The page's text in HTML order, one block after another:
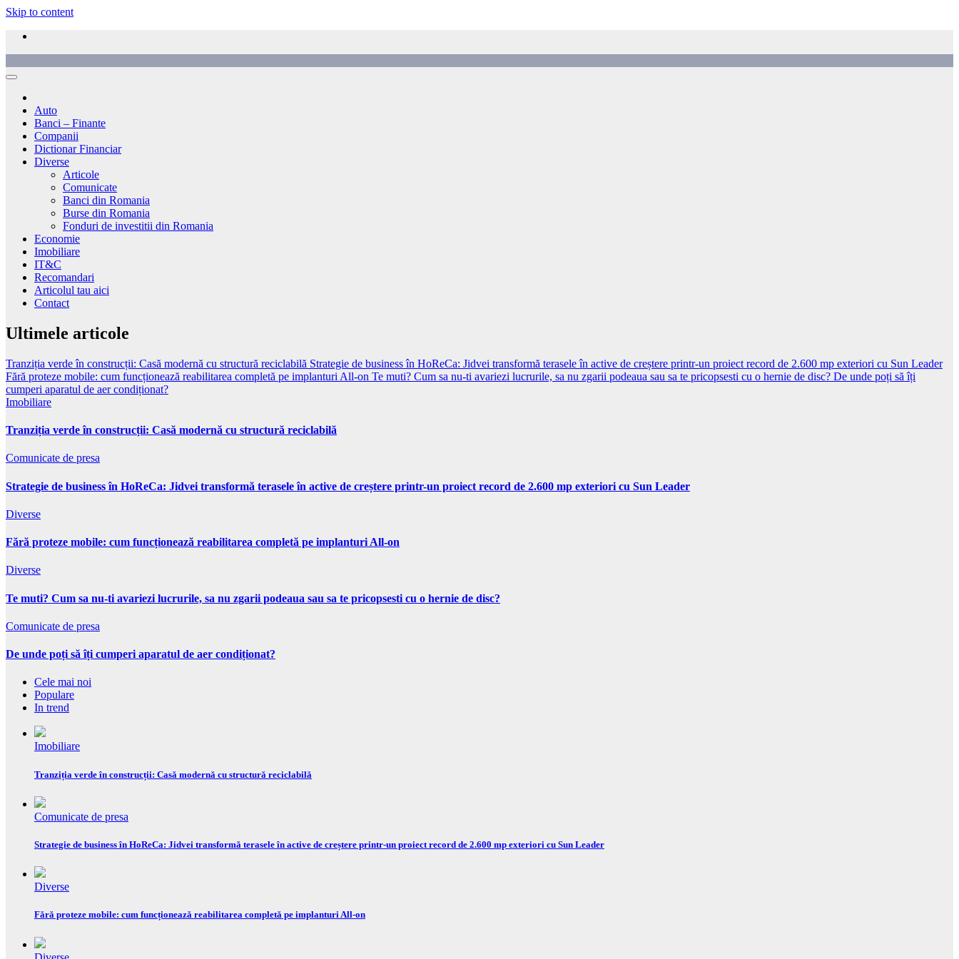
Skip to content
Auto
Banci – Finante
Companii
Dictionar Financiar
Diverse
Articole
Comunicate
Banci din Romania
Burse din Romania
Fonduri de investitii din Romania
Economie
Imobiliare
IT&C
Recomandari
Articolul tau aici
Contact
Ultimele articole
Tranziția verde în construcții: Casă modernă cu structură reciclabilă Strategie de business în HoReCa: Jidvei transformă terasele în active de creștere printr-un proiect record de 2.600 mp exteriori cu Sun Leader
Fără proteze mobile: cum funcționează reabilitarea completă pe implanturi All-on Te muti? Cum sa nu-ti avariezi lucrurile, sa nu zgarii podeaua sau sa te pricopsesti cu o hernie de disc? De unde poți să îți
cumperi aparatul de aer condiționat?
Imobiliare
Tranziția verde în construcții: Casă modernă cu structură reciclabilă
Comunicate de presa
Strategie de business în HoReCa: Jidvei transformă terasele în active de creștere printr-un proiect record de 2.600 mp exteriori cu Sun Leader
Diverse
Fără proteze mobile: cum funcționează reabilitarea completă pe implanturi All-on
Diverse
Te muti? Cum sa nu-ti avariezi lucrurile, sa nu zgarii podeaua sau sa te pricopsesti cu o hernie de disc?
Comunicate de presa
De unde poți să îți cumperi aparatul de aer condiționat?
Cele mai noi
Populare
In trend
Imobiliare
Tranziția verde în construcții: Casă modernă cu structură reciclabilă
Comunicate de presa
Strategie de business în HoReCa: Jidvei transformă terasele în active de creștere printr-un proiect record de 2.600 mp exteriori cu Sun Leader
Diverse
Fără proteze mobile: cum funcționează reabilitarea completă pe implanturi All-on